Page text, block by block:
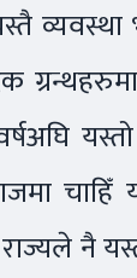
व्यवस्था
चाहिँ
नै